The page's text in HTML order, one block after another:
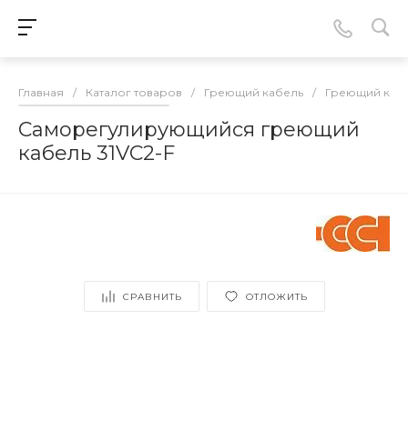
Главная / Каталог товаров / Греющий кабель / Греющий
Саморегулирующийся греющий
кабель 31VC2-F
СРАВНИТЬ ОТЛОЖИТЬ